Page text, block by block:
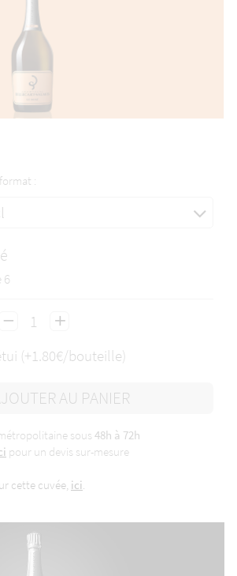
:
6
(+1.80€/bouteille)
AU PANIER
sous 48h à 72h
pour un devis sur-mesure
cette cuvée, ici.